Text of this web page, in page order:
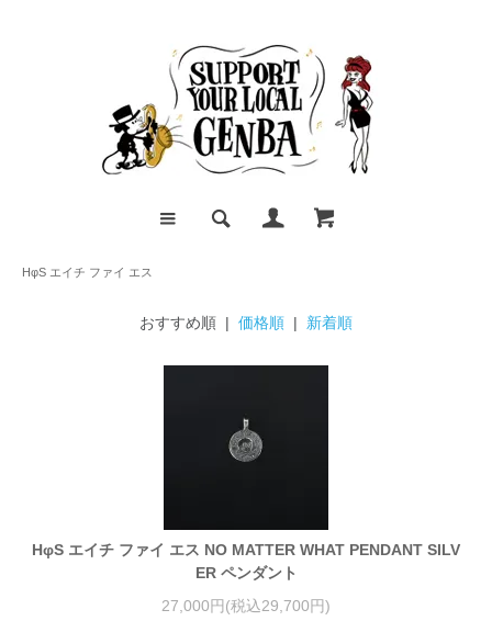
HφS エイチ ファイ エス
おすすめ順 | 価格順 | 新着順
HφS エイチ ファイ エス NO MATTER WHAT PENDANT SILV
ER ペンダント
27,000円(税込29,700円)